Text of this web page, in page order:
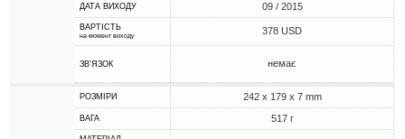
ДАТА ВИХОДУ 09 / 2015
ВАРТІСТЬ
на момент виходу 378 USD
ЗВ'ЯЗОК немає
РОЗМІРИ 242 x 179 x 7 mm
ВАГА 517 г